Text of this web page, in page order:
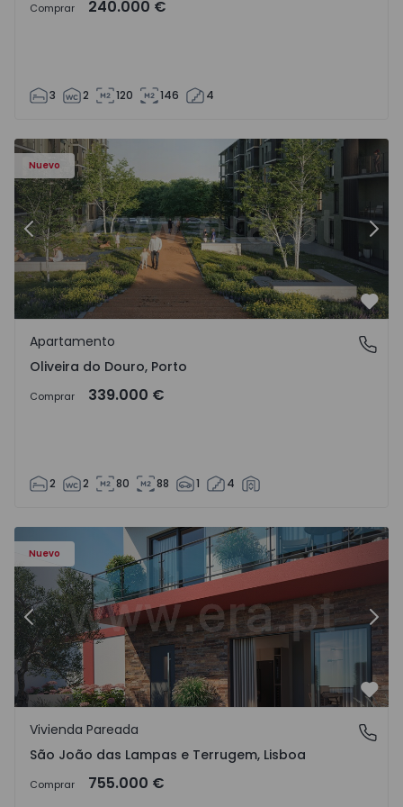
Comprar 240.000 €
3 2 120 146 4
Nuevo
1575522 - 8
Apartamento T2 Vila Nova de Gaia, Oliveira do Douro -
Anterior
Oliveira do Douro, Porto
Apartamento
Oliveira do Douro, Porto
Comprar 339.000 €
2 2 80 88 1 4
Nuevo
Anterior
São João das Lampas e Terrugem, Lisboa
Vivienda Pareada
São João das Lampas e Terrugem, Lisboa
Comprar 755.000 €